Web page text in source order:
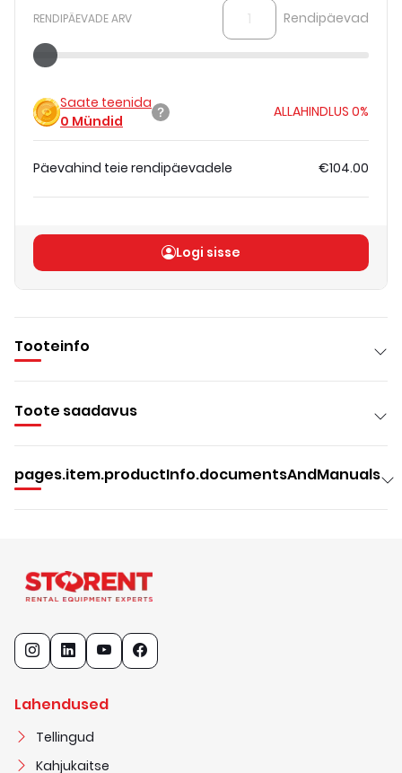
RENDIPÄEVADE ARV Rendipäevad
Saate teenida
0 Mündid
ALLAHINDLUS 0%
Päevahind teie rendipäevadele €104.00
Logi sisse
Tooteinfo
Toote saadavus
pages.item.productInfo.documentsAndManuals
Lahendused
Tellingud
Kahjukaitse